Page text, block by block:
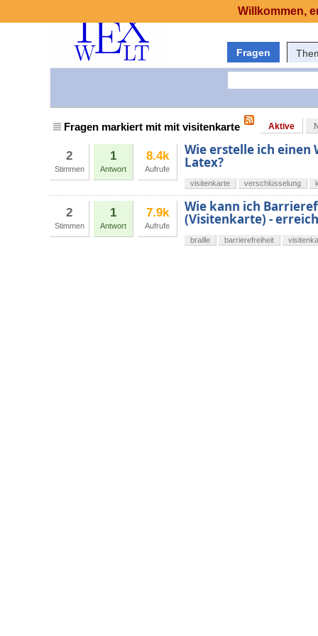
Fragen
Fragen markiert mit mit visitenkarte Aktive
2
Stimmen
1
Antwort
8.4k
Aufrufe
Wie erstelle ich
Latex?
visitenkarte verschlüsselung
2
Stimmen
1
Antwort
7.9k
Aufrufe
Wie kann ich
(Visitenkarte) -
braille barrierefreiheit
Willkommen,